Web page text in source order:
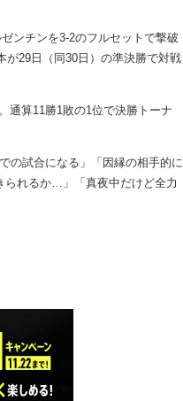
ンチンを3-2のフルセットで撃破
が29日（同30日）の準決勝で対戦
算11勝1敗の1位で決勝トーナ
の試合になる」「因縁の相手的に
られるか…」「真夜中だけど全力